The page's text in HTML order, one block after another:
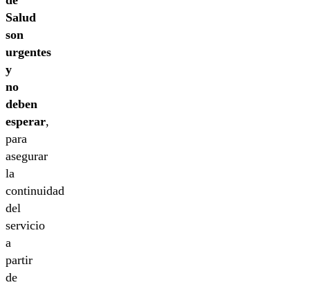
Salud
son
urgentes
y
no
deben
esperar,
para
asegurar
la
continuidad
del
servicio
a
partir
de